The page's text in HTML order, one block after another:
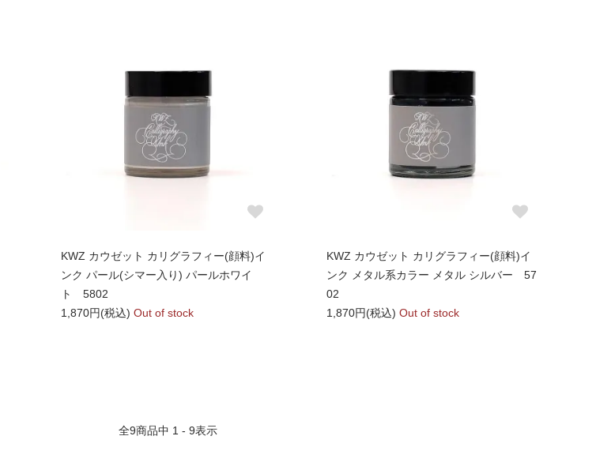
KWZ カウゼット カリグラフィー(顔料)イ
ンク パール(シマー入り) パールホワイ
ト 5802
1,870円(税込)Out of stock
KWZ カウゼット カリグラフィー(顔料)イ
ンク メタル系カラー メタル シルバー 57
02
1,870円(税込) Out of stock
全9商品中 1 - 9表示